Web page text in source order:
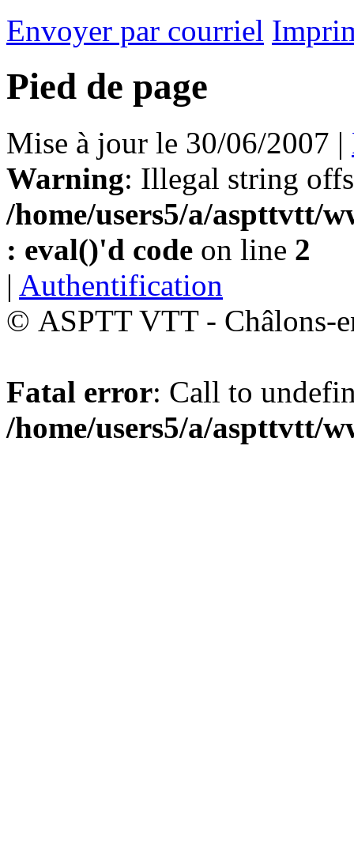
Envoyer par courriel
Pied de page
Mise à jour le 30/06/2007 |
Warning: Illegal string
/home/users5/a/aspttvtt/
: eval()'d code on line 2
| Authentification
© ASPTT VTT - Châlons-
Fatal error: Call to
/home/users5/a/aspttvtt/